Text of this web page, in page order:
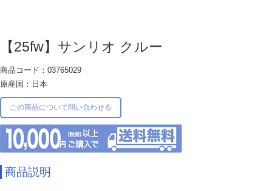
【25fw】サンリオ クルー
商品コード：03765029
原産国：日本
この商品について問い合わせる
商品説明